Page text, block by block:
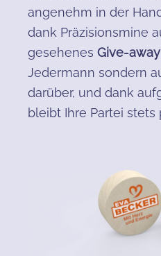
angenehm in der
dank Präzisionsmine
gesehenes Give-away
Jedermann sondern
darüber, und dank
bleibt Ihre Partei stets